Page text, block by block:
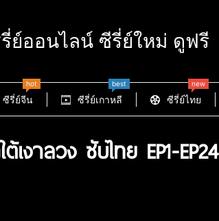
ย์ออนไลน์ ซีรี่ย์ใหม่ ดูฟรี
ซีรี่ย์จีน
hot
ซีรี่ย์เกาหลี
best
ซีรี่ย์ไทย
new
งาลวง ซับไทย EP1-EP24